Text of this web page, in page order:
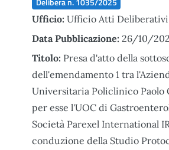
Ufficio: Ufficio Atti Deliberativi
Data Pubblicazione: 26/10/
Titolo: Presa d'atto della
dell'emendamento 1 tra
Universitaria Policlinico Paolo
per esse l'UOC di
Società Parexel International
conduzione della Studio